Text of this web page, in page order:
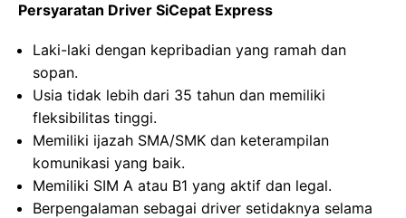
Persyaratan Driver SiCepat Express
Laki-laki dengan kepribadian yang ramah dan
sopan.
Usia tidak lebih dari 35 tahun dan memiliki
fleksibilitas tinggi.
Memiliki ijazah SMA/SMK dan keterampilan
komunikasi yang baik.
Memiliki SIM A atau B1 yang aktif dan legal.
Berpengalaman sebagai driver setidaknya selama